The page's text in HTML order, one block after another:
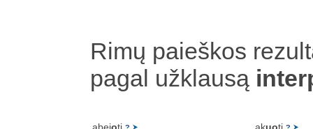
Rimų paieškos
pagal užklausą
abejoti ? akuoti ?